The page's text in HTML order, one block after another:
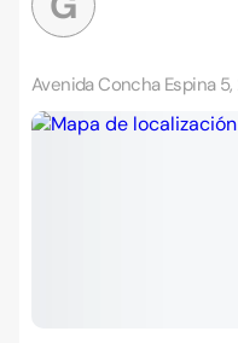
Avenida Concha Espina